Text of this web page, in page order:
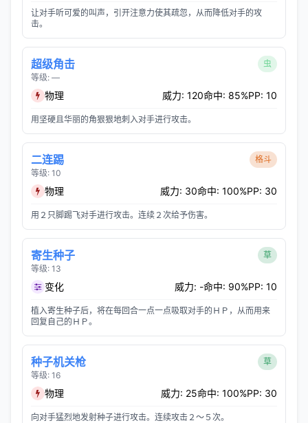
让对手听可爱的叫声，引开注意力使其疏忽，从而降低对手的攻
击。
超级角击
等级: —
虫
物理 威力: 120命中: 85%PP: 10
用坚硬且华丽的角狠狠地刺入对手进行攻击。
二连踢
等级: 10
格斗
物理 威力: 30命中: 100%PP: 30
用２只脚踢飞对手进行攻击。连续２次给予伤害。
寄生种子
等级: 13
草
变化 威力: -命中: 90%PP: 10
植入寄生种子后，将在每回合一点一点吸取对手的ＨＰ，从而用来
回复自己的ＨＰ。
种子机关枪
等级: 16
草
物理 威力: 25命中: 100%PP: 30
向对手猛烈地发射种子进行攻击。连续攻击２～５次。